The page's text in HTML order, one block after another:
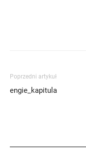
Poprzedni artykuł
engie_kapitula